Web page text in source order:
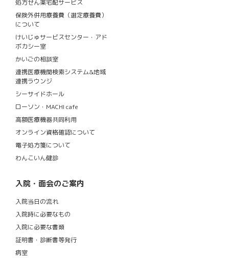
処方せん薬宅配サービス
保険外併用療養費（選定療養費）
について
けいじゅサービスセンター・アド
ボカシー室
かいごの相談室
連携医療機関検索システム&地域
連携ラウンジ
シーサイドホール
ローソン・MACHI cafe
高額医療機器共同利用
オンライン資格確認について
電子処方箋について
わんこいん健診
入院・面会のご案内
入院当日の流れ
入院時に必要なもの
入院に必要な書類
証明書・診断書等発行
病室